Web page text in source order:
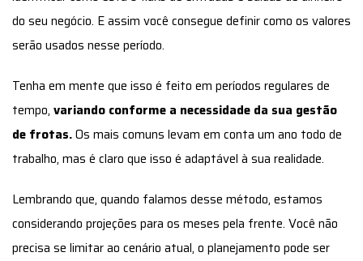
do seu negócio. E assim você consegue definir como os valores
serão usados nesse período.
Tenha em mente que isso é feito em períodos regulares de
tempo, variando conforme a necessidade da sua gestão
de frotas.Os mais comuns levam em conta um ano todo de
trabalho, mas é claro que isso é adaptável à sua realidade.
Lembrando que, quando falamos desse método, estamos
considerando projeções para os meses pela frente. Você não
precisa se limitar ao cenário atual, o planejamento pode ser